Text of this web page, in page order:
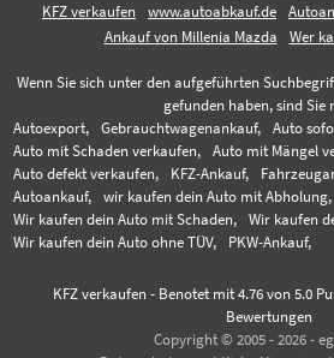
KFZ verkaufen
www.autoabkauf.de
Ankauf von Millenia Mazda
Wer
Wenn Sie sich unter den aufgeführten
gefunden haben, sind Sie
Autoexport,
Gebrauchtwagenankauf,
Auto
Auto mit Schaden verkaufen,
Auto mit Mängel
Auto defekt verkaufen,
KFZ-Ankauf,
Autoankauf,
wir kaufen dein Auto mit Abholung,
Wir kaufen dein Auto mit Schaden,
Wir kaufen
Wir kaufen dein Auto ohne TÜV,
PKW-Ankauf,
KFZ verkaufen- Benotet mit 4.76von 5.0
Bewertungen
Copyright © 2005 - 2026 -